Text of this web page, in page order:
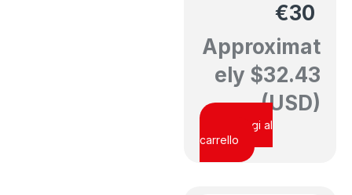
€30
Approximat
ely $32.43
(USD)
Aggiungi al
carrello